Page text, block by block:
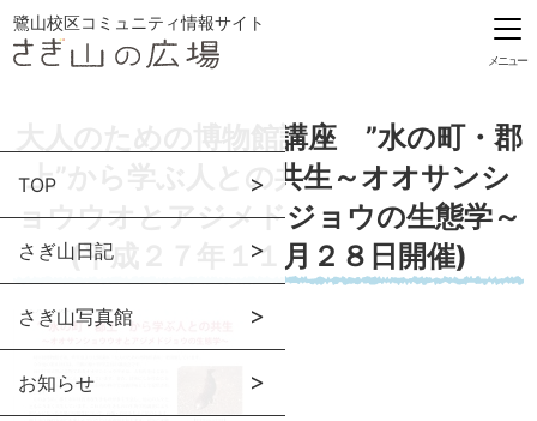
鷺山校区コミュニティ情報サイト
メニュー
TOP
さぎ山日記
さぎ山写真館
お知らせ
大人のための博物館講座 ”水の町・郡
上”から学ぶ人との共生～オオサンシ
ョウウオとアジメドジョウの生態学～
(平成２７年１１月２８日開催)